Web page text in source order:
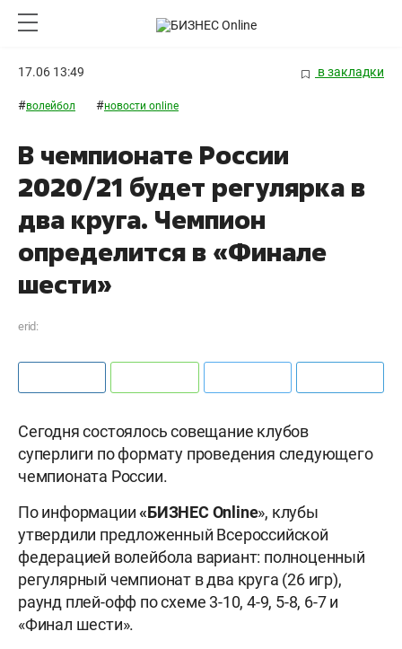
17.06 13:49 в закладки
#волейбол #новости online
В чемпионате России
2020/21 будет регулярка в
два круга. Чемпион
определится в «Финале
шести»
erid:
Сегодня состоялось совещание клубов
суперлиги по формату проведения следующего
чемпионата России.
По информации«БИЗНЕС Online», клубы
утвердили предложенный Всероссийской
федерацией волейбола вариант: полноценный
регулярный чемпионат в два круга (26 игр),
раунд плей-офф по схеме 3-10, 4-9, 5-8, 6-7 и
«Финал шести».